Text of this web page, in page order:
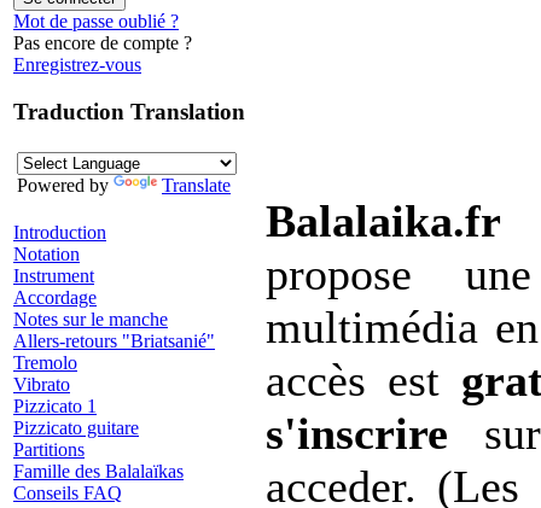
Mot de passe oublié ?
Pas encore de compte ?
Enregistrez-vous
Traduction Translation
Powered by Translate
Introduction
Notation
Instrument
Accordage
Notes sur le manche
Allers-retours "Briatsanié"
Tremolo
Vibrato
Pizzicato 1
Pizzicato guitare
Partitions
Famille des Balalaïkas
Conseils FAQ
Balalaika.fr
propose
multimédia
accès est
s'inscrire
acceder.